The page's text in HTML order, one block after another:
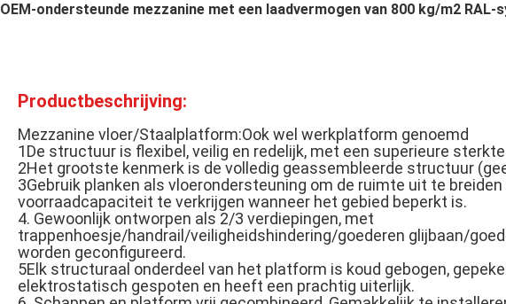
OEM-ondersteunde mezzanine met een laadvermogen van 800 kg/m2 RAL-
Productbeschrijving:
Mezzanine vloer/Staalplatform:Ook wel werkplatform genoemd
1De structuur is flexibel, veilig en redelijk, met een superieure
2Het grootste kenmerk is de volledig geassembleerde structuur
3Gebruik planken als vloerondersteuning om de ruimte uit te
voorraadcapaciteit te verkrijgen wanneer het gebied beperkt is.
4. Gewoonlijk ontworpen als 2/3 verdiepingen, met
trappenhoesje/handrail/veiligheidshindering/goederen glijbaan/
worden geconfigureerd.
5Elk structuraal onderdeel van het platform is koud gebogen,
elektrostatisch gespoten en heeft een prachtig uiterlijk.